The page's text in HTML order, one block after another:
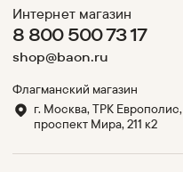
Интернет магазин
8 800 500 73 17
shop@baon.ru
Флагманский магазин
г. Москва, ТРК Европолис,
проспект Мира, 211 к2